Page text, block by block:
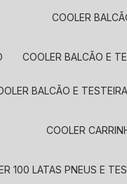
COOLER
COOLER BALCÃO E
BALCÃO E
COOLER
100 LATAS PNEUS E